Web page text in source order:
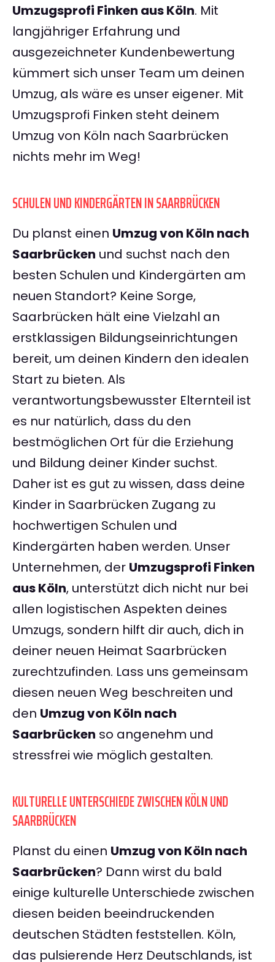
Umzugsprofi Finken aus Köln. Mit
langjähriger Erfahrung und
ausgezeichneter Kundenbewertung
kümmert sich unser Team um deinen
Umzug, als wäre es unser eigener. Mit
Umzugsprofi Finken steht deinem
Umzug von Köln nach Saarbrücken
nichts mehr im Weg!
SCHULEN UND KINDERGÄRTEN IN SAARBRÜCKEN
Du planst einen Umzug von Köln nach
Saarbrücken und suchst nach den
besten Schulen und Kindergärten am
neuen Standort? Keine Sorge,
Saarbrücken hält eine Vielzahl an
erstklassigen Bildungseinrichtungen
bereit, um deinen Kindern den idealen
Start zu bieten. Als
verantwortungsbewusster Elternteil ist
es nur natürlich, dass du den
bestmöglichen Ort für die Erziehung
und Bildung deiner Kinder suchst.
Daher ist es gut zu wissen, dass deine
Kinder in Saarbrücken Zugang zu
hochwertigen Schulen und
Kindergärten haben werden. Unser
Unternehmen, der Umzugsprofi Finken
aus Köln, unterstützt dich nicht nur bei
allen logistischen Aspekten deines
Umzugs, sondern hilft dir auch, dich in
deiner neuen Heimat Saarbrücken
zurechtzufinden. Lass uns gemeinsam
diesen neuen Weg beschreiten und
den Umzug von Köln nach
Saarbrücken so angenehm und
stressfrei wie möglich gestalten.
KULTURELLE UNTERSCHIEDE ZWISCHEN KÖLN UND
SAARBRÜCKEN
Planst du einen Umzug von Köln nach
Saarbrücken? Dann wirst du bald
einige kulturelle Unterschiede zwischen
diesen beiden beeindruckenden
deutschen Städten feststellen. Köln,
das pulsierende Herz Deutschlands, ist